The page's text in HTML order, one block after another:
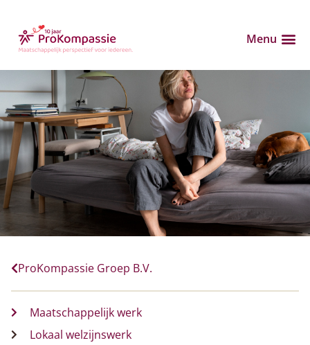
Menu
ProKompassie Groep B.V.
Maatschappelijk werk
Lokaal welzijnswerk